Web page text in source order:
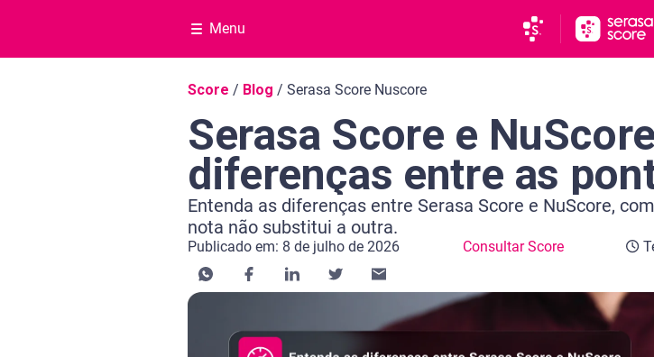
Menu
Navegação do blog
Score / Blog / Serasa Score Nuscore
Serasa Score e
diferenças entre as
Entenda as diferenças entre Serasa Score e NuScore,
nota não substitui a outra.
Publicado em: 8 de julho de 2026 Consultar Score
Categoria Consultar Score
Tempo de leitura: 8 minutos